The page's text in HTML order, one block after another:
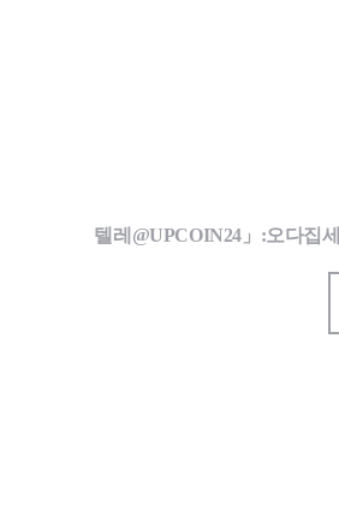
텔레@UPCOIN24」:오다집